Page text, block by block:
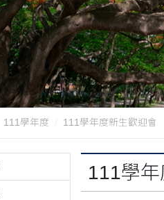
111學年度 111學年度新生歡迎會
111學